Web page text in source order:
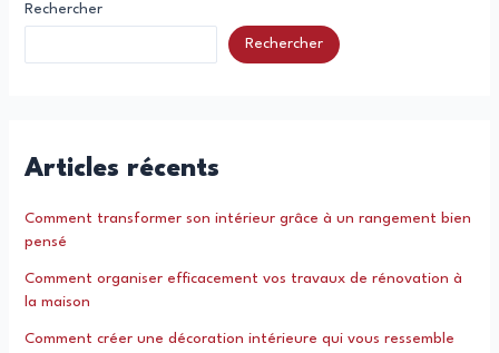
Rechercher
Rechercher
Articles récents
Comment transformer son intérieur grâce à un rangement bien
pensé
Comment organiser efficacement vos travaux de rénovation à
la maison
Comment créer une décoration intérieure qui vous ressemble